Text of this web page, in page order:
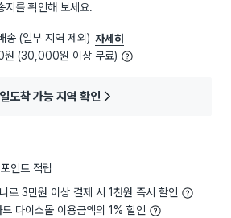
지를 확인해 보세요.
송 (일부 지역 제외) 자세히
원 (30,000원 이상 무료)
도착 가능 지역 확인
인트 적립
로 3만원 이상 결제 시 1천원 즉시 할인
다이소몰 이용금액의 1% 할인